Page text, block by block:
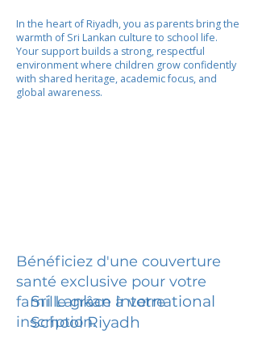
In the heart of Riyadh, you as parents bring the
warmth of Sri Lankan culture to school life.
Your support builds a strong, respectful
environment where children grow confidently
with shared heritage, academic focus, and
global awareness.
Bénéficiez d'une couverture
santé exclusive pour votre
famille grâce à votre
inscription.
Sri Lankan International
School Riyadh